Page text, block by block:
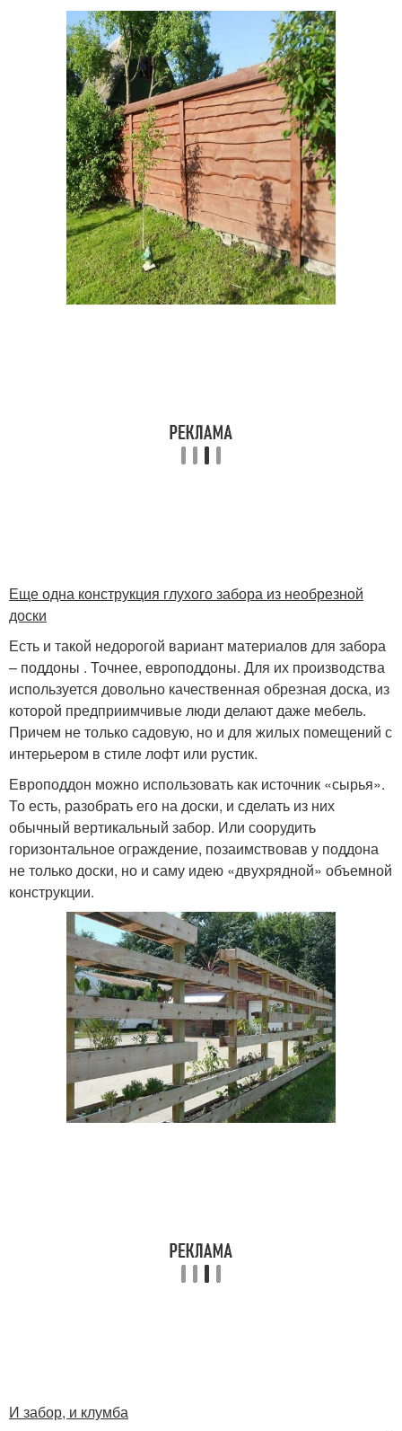
Еще одна конструкция глухого забора из необрезной
доски
Есть и такой недорогой вариант материалов для забора
– поддоны . Точнее, европоддоны. Для их производства
используется довольно качественная обрезная доска, из
которой предприимчивые люди делают даже мебель.
Причем не только садовую, но и для жилых помещений с
интерьером в стиле лофт или рустик.
Европоддон можно использовать как источник «сырья».
То есть, разобрать его на доски, и сделать из них
обычный вертикальный забор. Или соорудить
горизонтальное ограждение, позаимствовав у поддона
не только доски, но и саму идею «двухрядной» объемной
конструкции.
И забор, и клумба